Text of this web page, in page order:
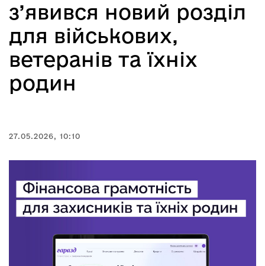
з’явився новий розділ
для військових,
ветеранів та їхніх
родин
27.05.2026, 10:10